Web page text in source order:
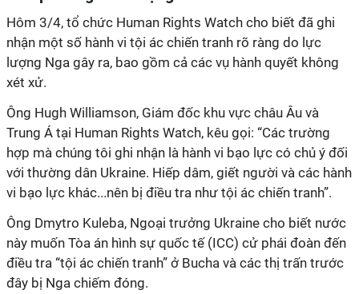
Hôm 3/4, tổ chức Human Rights Watch cho biết đã ghi
nhận một số hành vi tội ác chiến tranh rõ ràng do lực
lượng Nga gây ra, bao gồm cả các vụ hành quyết không
xét xử.
Ông Hugh Williamson, Giám đốc khu vực châu Âu và
Trung Á tại Human Rights Watch, kêu gọi: “Các trường
hợp mà chúng tôi ghi nhận là hành vi bạo lực có chủ ý đối
với thường dân Ukraine. Hiếp dâm, giết người và các hành
vi bạo lực khác...nên bị điều tra như tội ác chiến tranh”.
Ông Dmytro Kuleba, Ngoại trưởng Ukraine cho biết nước
này muốn Tòa án hình sự quốc tế (ICC) cử phái đoàn đến
điều tra “tội ác chiến tranh” ở Bucha và các thị trấn trước
đây bị Nga chiếm đóng.